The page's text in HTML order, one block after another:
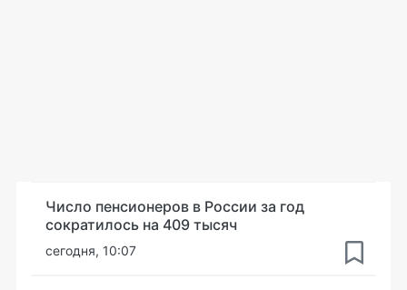
Число пенсионеров в России за год
сократилось на 409 тысяч
сегодня, 10:07